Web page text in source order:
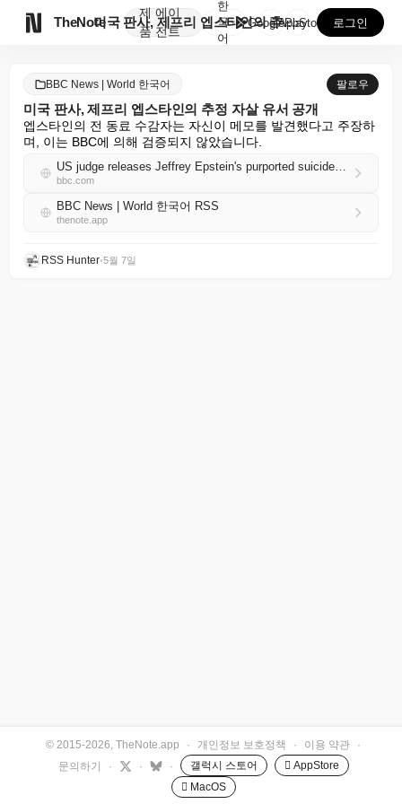
TheNote
제
품
에이
전트
미국 판사, 제프리 엡스타인의 추정 자살 유서 공개
한
국
어
GooglePlay
AppStore 로그인
BBC News | World 한국어 팔로우
미국 판사, 제프리 엡스타인의 추정 자살 유서 공개
엡스타인의 전 동료 수감자는 자신이 메모를 발견했다고 주장하
며, 이는 BBC에 의해 검증되지 않았습니다.
US judge releases Jeffrey Epstein's purported suicide note
bbc.com
BBC News | World 한국어 RSS
thenote.app
RSS Hunter•5월 7일
© 2015-2026, TheNote.app · 개인정보 보호정책 · 이용 약관
·
문의하기
· · · 갤럭시 스토어
 AppStore
 MacOS